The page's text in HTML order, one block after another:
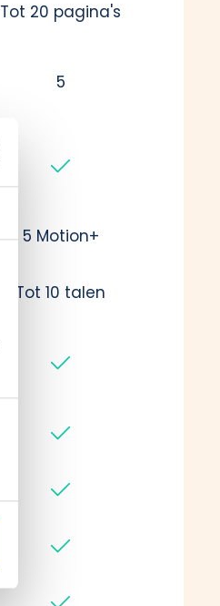
Tot 20 pagina's
5
5 Motion+
Tot 10 talen